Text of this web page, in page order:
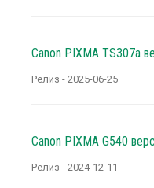
Canon PIXMA TS307a
Релиз - 2025-06-25
Canon PIXMA G540
Релиз - 2024-12-11